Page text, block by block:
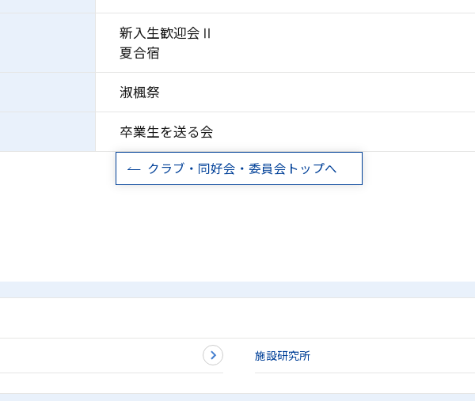
新入生歓迎会Ⅱ
夏合宿
淑楓祭
卒業生を送る会
クラブ・同好会・委員会トップへ
施設研究所